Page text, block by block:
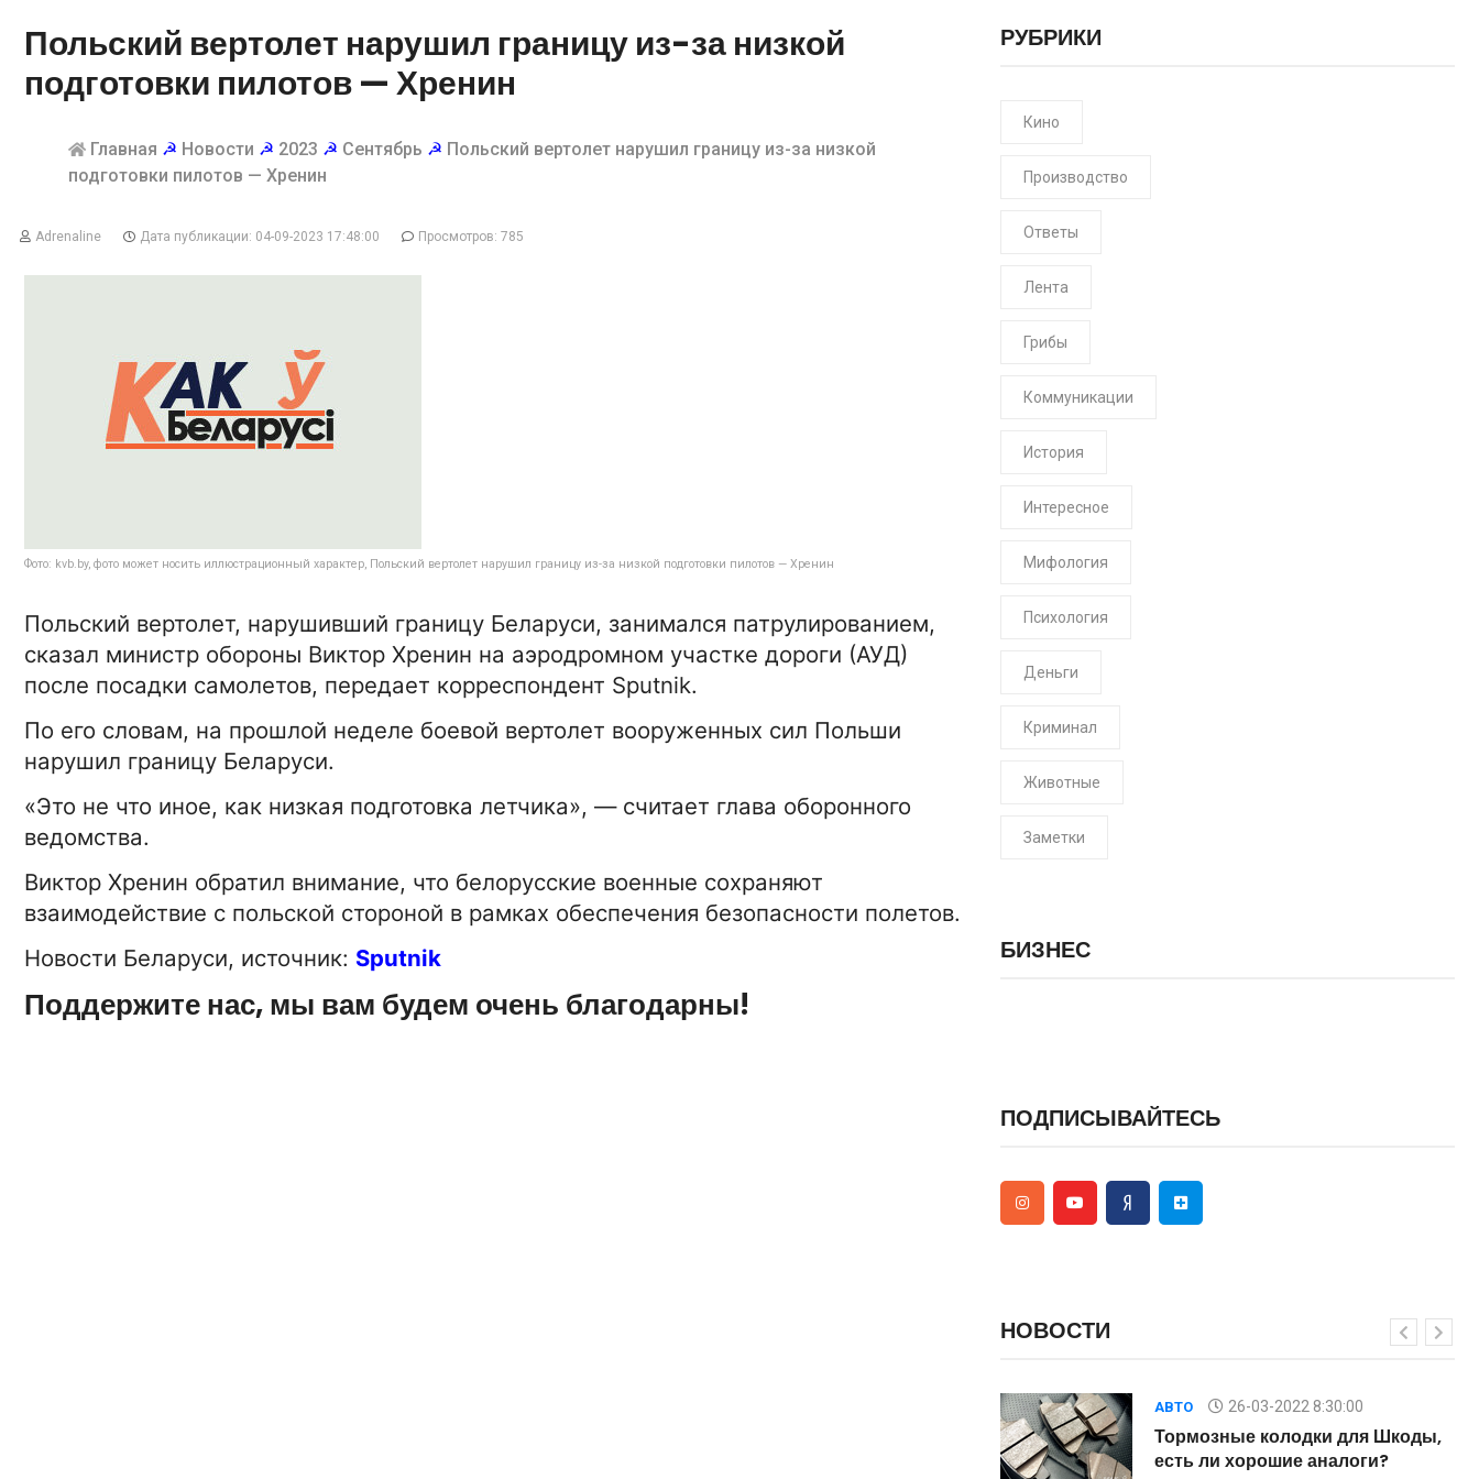
Польский вертолет нарушил границу из-за низкой
подготовки пилотов — Хренин
Главная ☭ Новости ☭ 2023 ☭ Сентябрь ☭ Польский вертолет нарушил границу из-за низкой
подготовки пилотов — Хренин
Adrenaline Дата публикации: 04-09-2023 17:48:00 Просмотров: 785
Фото: kvb.by, фото может носить иллюстрационный характер, Польский вертолет нарушил границу из-за низкой подготовки пилотов — Хренин
Польский вертолет, нарушивший границу Беларуси, занимался патрулированием,
сказал министр обороны Виктор Хренин на аэродромном участке дороги (АУД)
после посадки самолетов, передает корреспондент Sputnik.
По его словам, на прошлой неделе боевой вертолет вооруженных сил Польши
нарушил границу Беларуси.
«Это не что иное, как низкая подготовка летчика», — считает глава оборонного
ведомства.
Виктор Хренин обратил внимание, что белорусские военные сохраняют
взаимодействие с польской стороной в рамках обеспечения безопасности полетов.
Новости Беларуси, источник: Sputnik
Поддержите нас, мы вам будем очень благодарны!
РУБРИКИ
Кино
Производство
Ответы
Лента
Грибы
Коммуникации
История
Интересное
Мифология
Психология
Деньги
Криминал
Животные
Заметки
БИЗНЕС
ПОДПИСЫВАЙТЕСЬ
НОВОСТИ
АВТО 26-03-2022 8:30:00
Тормозные колодки для Шкоды,
есть ли хорошие аналоги?